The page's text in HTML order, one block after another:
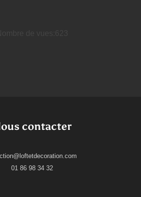
contacter
01 86 98 34 32